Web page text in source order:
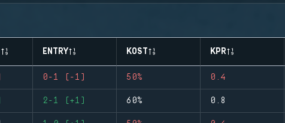
ENTRY KOST KPR
0-1 (-1) 50% 0.4
2-1 (+1) 60% 0.8